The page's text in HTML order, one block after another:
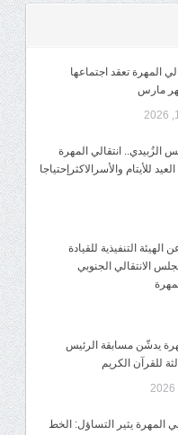
المهرة تعقد اجتماعها
مارس
الزُبيدي.. انتقالي المهرة
للأيتام والأسرالاكثرإحتياجا
الهيئة التنفيذية للقيادة
الانتقالي الجنوبي
يدشّن مسابقة الرئيس
للقرآن الكريم
المهرة يثير التساؤل: الخط